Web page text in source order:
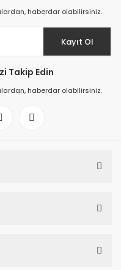
haberdar olabilirsiniz.
Kayıt Ol
Takip Edin
haberdar olabilirsiniz.